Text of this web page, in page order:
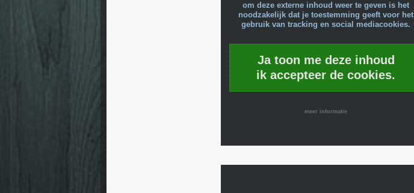
om deze externe inhoud weer te geven is het
noodzakelijk dat je toestemming geeft voor het
gebruik van tracking en social mediacookies.
Ja toon me deze inhoud
ik accepteer de cookies.
meer informatie